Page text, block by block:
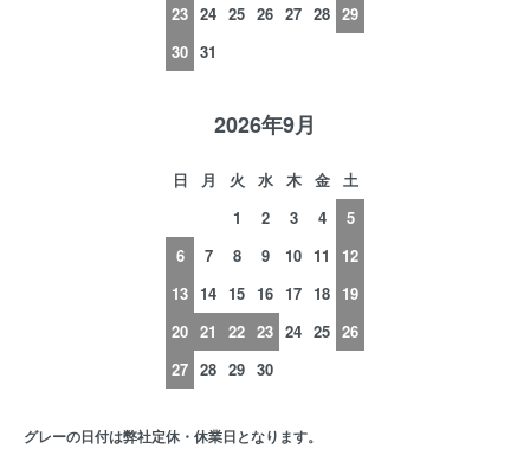
23 24 25 26 27 28 29
30 31
2026年9月
日 月 火 水 木 金
土
1
2 3 4
5
6
7 8 9 10 11
12
13 14 15 16 17 18 19
20 21 22 23 24 25 26
27 28 29 30
グレーの日付は弊社定休・休業日となります。